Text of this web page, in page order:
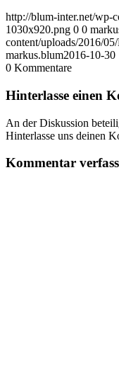
http://blum-inter.net/wp-
1030x920.png 0 0
content/uploads/2016/
markus.blum2016-10-30
0 Kommentare
Hinterlasse einen
An der Diskussion
Hinterlasse uns deinen
Kommentar